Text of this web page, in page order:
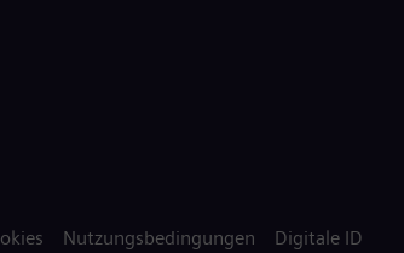
Nutzungsbedingungen Digitale ID